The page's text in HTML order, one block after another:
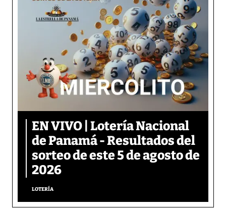
EN VIVO | Lotería Nacional
de Panamá - Resultados del
sorteo de este 5 de agosto de
2026
LOTERÍA